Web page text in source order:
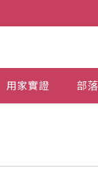
用家實證 部